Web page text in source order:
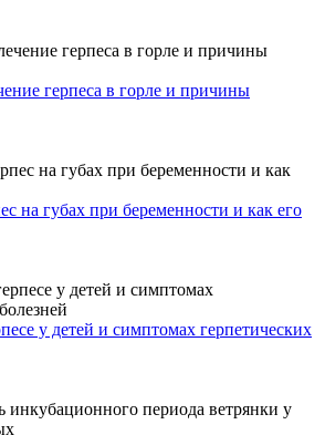
герпеса в горле и причины
на губах при беременности и как его
у детей и симптомах герпетических